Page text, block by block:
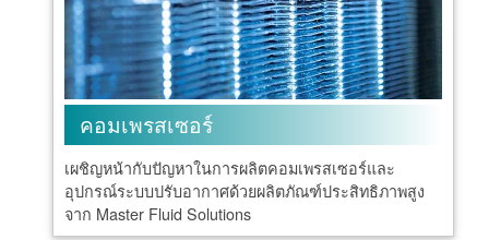
คอมเพรสเซอร์
เผชิญหน้ากับปัญหาในการผลิตคอมเพรสเซอร์และ
อุปกรณ์ระบบปรับอากาศด้วยผลิตภัณฑ์ประสิทธิภาพสูง
จาก Master Fluid Solutions